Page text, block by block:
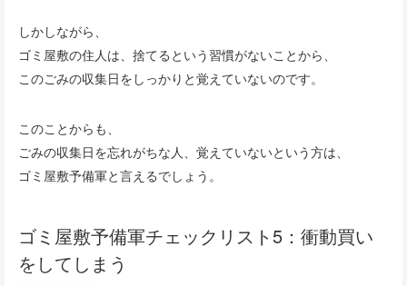
しかしながら、
ゴミ屋敷の住人は、捨てるという習慣がないことから、
このごみの収集日をしっかりと覚えていないのです。
このことからも、
ごみの収集日を忘れがちな人、覚えていないという方は、
ゴミ屋敷予備軍と言えるでしょう。
ゴミ屋敷予備軍チェックリスト5：衝動買い
をしてしまう